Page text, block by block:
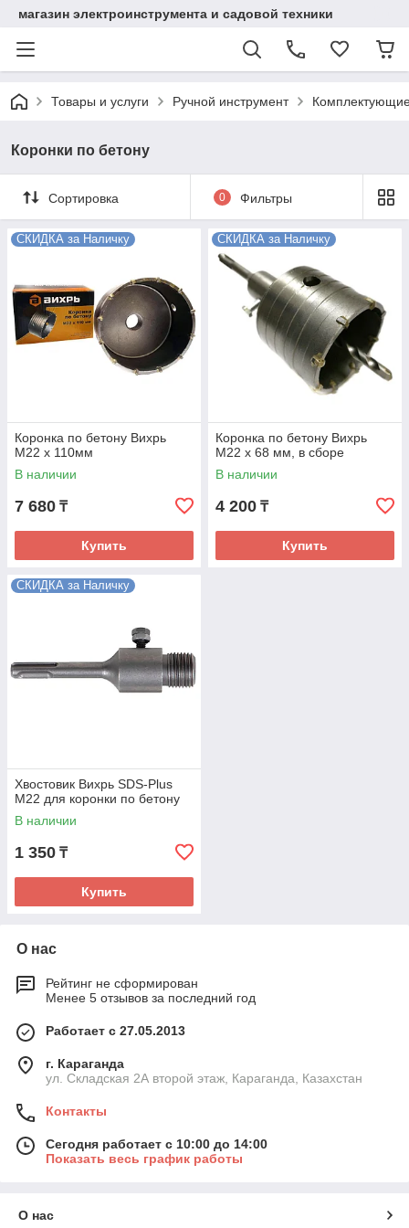
магазин электроинструмента и садовой техники
Товары и услуги Ручной инструмент
Коронки по бетону
Сортировка 0 Фильтры
СКИДКА за Наличку
Коронка по бетону Вихрь
М22 х 110мм
В наличии
7 680 ₸
Купить
СКИДКА за Наличку
Коронка по бетону Вихрь
М22 х 68 мм, в сборе
В наличии
4 200 ₸
Купить
СКИДКА за Наличку
Хвостовик Вихрь SDS-Plus
М22 для коронки по бетону
В наличии
1 350 ₸
Купить
О нас
Рейтинг не сформирован
Менее 5 отзывов за последний год
Работает с 27.05.2013
г. Караганда
ул. Складская 2А второй этаж, Караганда, Казахстан
Контакты
Сегодня работает с 10:00 до 14:00
Показать весь график работы
О нас